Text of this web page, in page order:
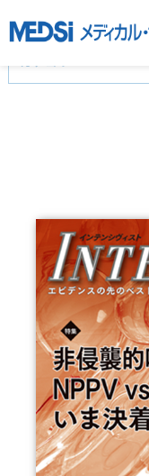
基礎医学(93)
栄養学(0)
衛生・公衆衛生学(14)